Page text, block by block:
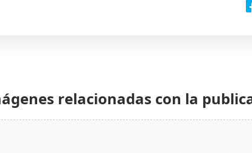
relacionadas con la